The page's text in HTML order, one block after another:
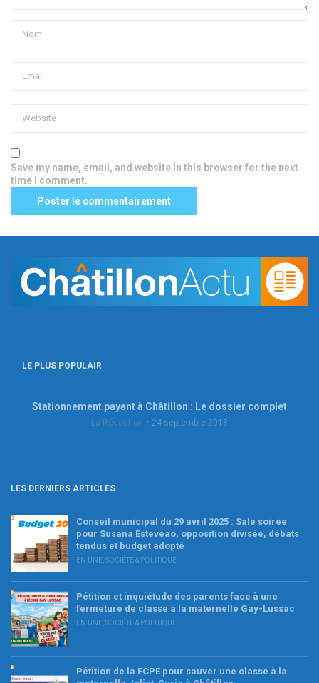
Save my name, email, and website in this browser for the next
time I comment.
LE PLUS POPULAIR
Stationnement payant à Châtillon : Le dossier complet
La Rédaction 24 septembre 2018
LES DERNIERS ARTICLES
Conseil municipal du 29 avril 2025 : Sale soirée
pour Susana Esteveao, opposition divisée, débats
tendus et budget adopté
EN UNE SOCIÉTÉ & POLITIQUE
Pétition et inquiétude des parents face à une
fermeture de classe à la maternelle Gay-Lussac
EN UNE SOCIÉTÉ & POLITIQUE
Pétition de la FCPE pour sauver une classe à la